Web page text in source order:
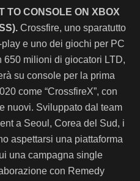
TO CONSOLE ON XBOX
Crossfire, uno sparatutto
e uno dei giochi per PC
650 milioni di giocatori LTD,
su console per la prima
come “CrossfireX”, con
nuovi. Sviluppato dal team
a Seoul, Corea del Sud, i
aspettarsi una piattaforma
una campagna single
con Remedy